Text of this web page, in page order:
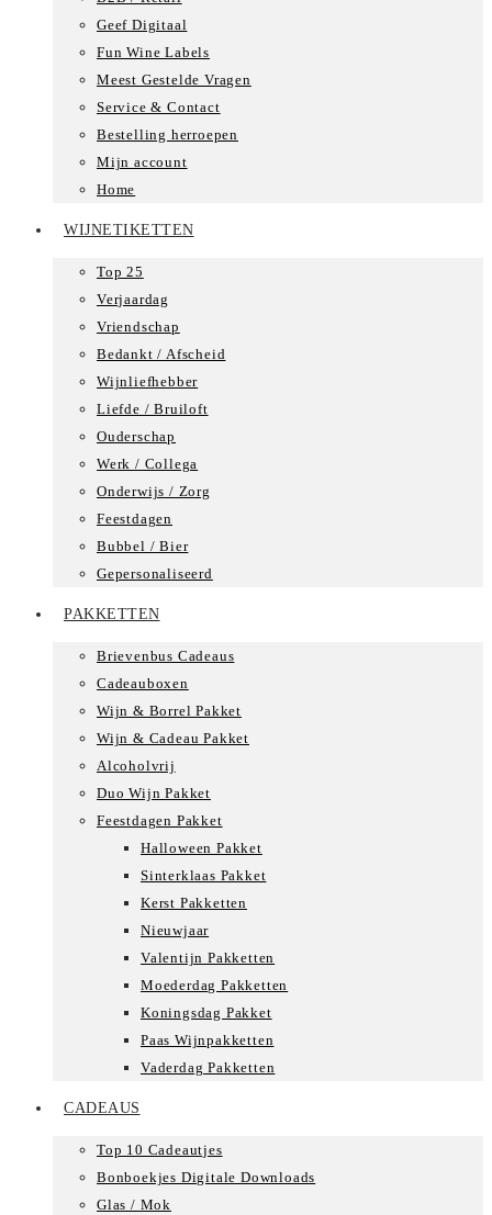
Geef Digitaal
Fun Wine Labels
Meest Gestelde Vragen
Service & Contact
Bestelling herroepen
Mijn account
Home
WIJNETIKETTEN
Top 25
Verjaardag
Vriendschap
Bedankt / Afscheid
Wijnliefhebber
Liefde / Bruiloft
Ouderschap
Werk / Collega
Onderwijs / Zorg
Feestdagen
Bubbel / Bier
Gepersonaliseerd
PAKKETTEN
Brievenbus Cadeaus
Cadeauboxen
Wijn & Borrel Pakket
Wijn & Cadeau Pakket
Alcoholvrij
Duo Wijn Pakket
Feestdagen Pakket
Halloween Pakket
Sinterklaas Pakket
Kerst Pakketten
Nieuwjaar
Valentijn Pakketten
Moederdag Pakketten
Koningsdag Pakket
Paas Wijnpakketten
Vaderdag Pakketten
CADEAUS
Top 10 Cadeautjes
Bonboekjes Digitale Downloads
Glas / Mok